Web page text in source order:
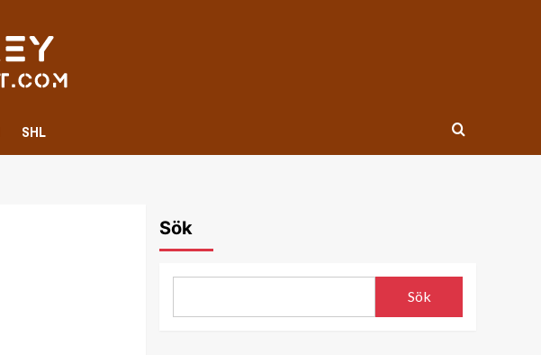
SHL
Sök
Sök